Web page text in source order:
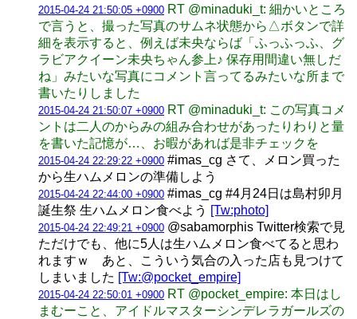
2015-04-24 21:50:05 +0900 RT @minaduki_t: 細かいところ
で言うと、撮った写真のサムネ状態から△ボタンで詳
細を表示すると、例えば未央ならば「ふっふっふ、グ
ラビアクイーン未央ちゃん参上♪ 保存用間違い無しだ
ね」みたいな写真にコメント言ってるみたいな所まで
書いたりしました
2015-04-24 21:50:07 +0900 RT @minaduki_t: この写真コメ
ントは二人のからみの組み合わせがあったりわりと量
を書いた記憶が…、お暇があれば是非チェックを
2015-04-24 22:29:22 +0900 #imas_cg さて、メロン買った
から生ハムメロンの準備しよう
2015-04-24 22:44:00 +0900 #imas_cg #4月24日は島村卯月
誕生祭 生ハムメロン食べよう [Tw:photo]
2015-04-24 22:49:21 +0900 @sabamorphis Twitter検索で見
ただけでも、他に5人は生ハムメロン食べてると思わ
れますｗ あと、こういう気合の入った店も見つけて
しまいました [Tw:@pocket_empire]
2015-04-24 22:50:01 +0900 RT @pocket_empire: 本日はし
まむーこと、アイドルマスターシンデレラガールズの